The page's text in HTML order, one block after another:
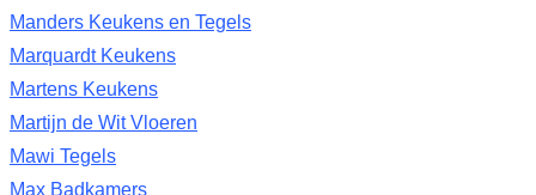
Manders Keukens en Tegels
Marquardt Keukens
Martens Keukens
Martijn de Wit Vloeren
Mawi Tegels
Max Badkamers